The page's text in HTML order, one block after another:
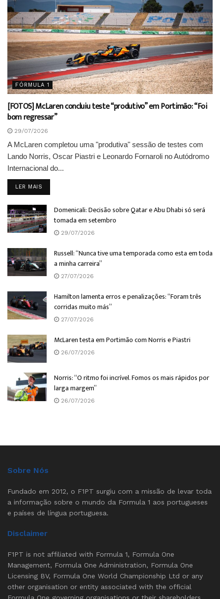
FÓRMULA 1
[FOTOS] McLaren concluiu teste “produtivo” em Portimão: “Foi
bom regressar”
29/07/2026
A McLaren completou uma "produtiva" sessão de testes com
Lando Norris, Oscar Piastri e Leonardo Fornaroli no Autódromo
Internacional do...
LER MAIS
Domenicali: Decisão sobre Qatar e Abu Dhabi só será
tomada em setembro
29/07/2026
Russell: “Nunca tive uma temporada como esta em toda
a minha carreira”
27/07/2026
Hamilton lamenta erros e penalizações: “Foram três
corridas muito más”
27/07/2026
McLaren testa em Portimão com Norris e Piastri
26/07/2026
Norris: “O ritmo foi incrível. Fomos os mais rápidos por
larga margem”
26/07/2026
Sobre Nós
Fundado em 2012, o F1PT surgiu com a missão de levar toda
a informação sobre o mundo da Formula 1 aos portugueses
e países de língua portuguesa.
Disclaimer
F1PT is not affiliated with Formula 1, Formula One
Management, Formula One Administration, Formula One
Licensing BV, Formula One World Championship Ltd or any
other organisation or entity associated with the official